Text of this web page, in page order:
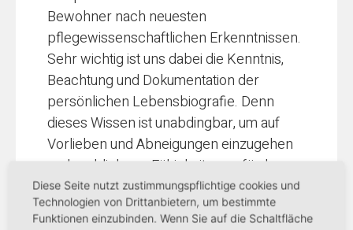
Bewohner nach neuesten
pflegewissenschaftlichen Erkenntnissen.
Sehr wichtig ist uns dabei die Kenntnis,
Beachtung und Dokumentation der
persönlichen Lebensbiografie. Denn
dieses Wissen ist unabdingbar, um auf
Vorlieben und Abneigungen einzugehen
und verbliebene Fähigkeiten zu fördern.
In unseren Wohnbereichen für dementiell
Erkrankte arbeiten feste Teams von
Diese Seite nutzt zustimmungspflichtige cookies und
Technologien von Drittanbietern, um bestimmte
Funktionen einzubinden. Wenn Sie auf die Schaltfläche